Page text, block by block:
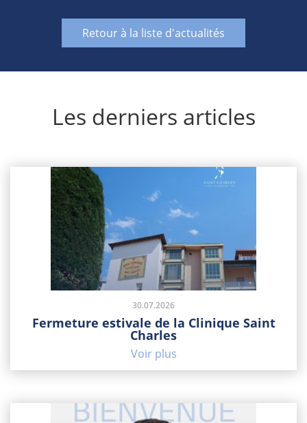
Retour à la liste d'actualités
Les derniers articles
30.07.2026
Fermeture estivale de la Clinique Saint
Charles
Voir plus